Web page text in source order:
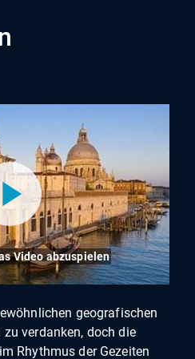
Video abzuspielen
geografischen
verdanken, doch die
Rhythmus der Gezeiten